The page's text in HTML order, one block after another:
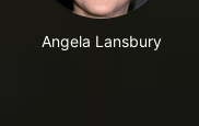
Angela Lansbury